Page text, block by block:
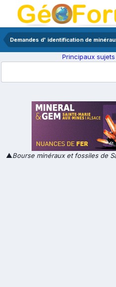
Demandes d' identification de
Principaux
▲Bourse minéraux et fossiles de